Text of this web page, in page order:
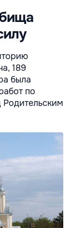
189
была
по
Родительским